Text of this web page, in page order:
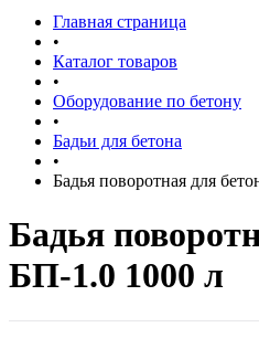
Главная страница
•
Каталог товаров
•
Оборудование по бетону
•
Бадьи для бетона
•
Бадья поворотная для
Бадья
БП-1.0 1000 л